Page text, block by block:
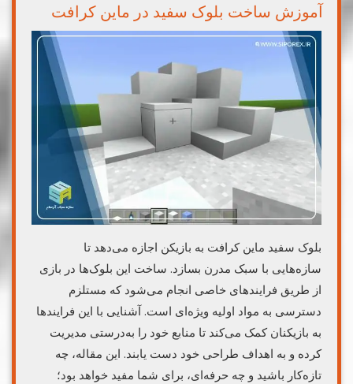
آموزش ساخت بلوک سفید در ماین کرافت
بلوک سفید ماین کرافت به بازیکن اجازه می‌دهد تا
سازه‌هایی با سبک مدرن بسازد. ساخت این بلوک‌ها در بازی
از طریق فرایندهای خاصی انجام می‌شود که مستلزم
دسترسی به مواد اولیه ویژه‌ای است. آشنایی با این فرایندها
به بازیکنان کمک می‌کند تا منابع خود را به‌درستی مدیریت
کرده و به اهداف طراحی خود دست یابند. این مقاله، چه
تازه‌کار باشید و چه حرفه‌ای، برای شما مفید خواهد بود؛